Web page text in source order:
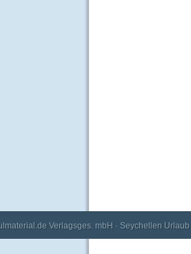
Verlagsges. mbH · Seychellen Urlaub